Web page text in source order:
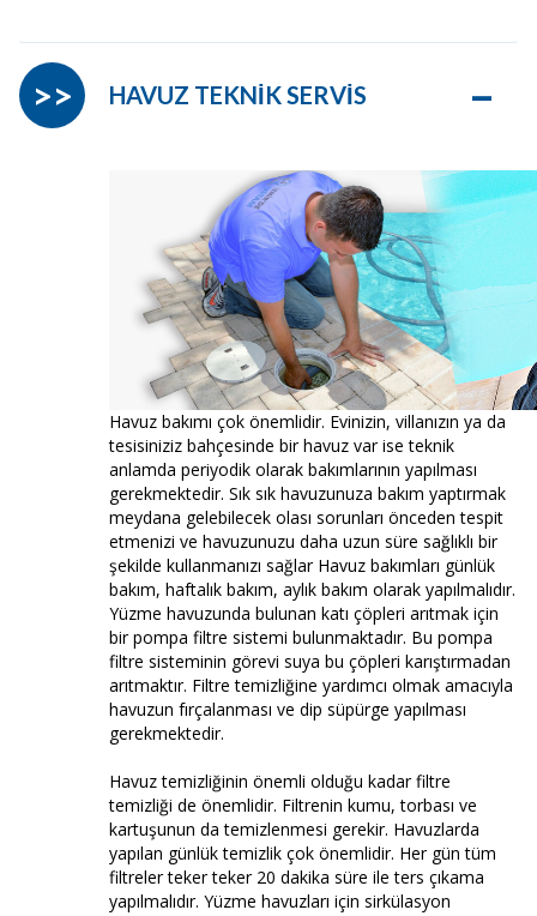
HAVUZ TEKNİK SERVİS –
>>
Havuz bakımı çok önemlidir. Evinizin, villanızın ya da
tesisiniziz bahçesinde bir havuz var ise teknik
anlamda periyodik olarak bakımlarının yapılması
gerekmektedir. Sık sık havuzunuza bakım yaptırmak
meydana gelebilecek olası sorunları önceden tespit
etmenizi ve havuzunuzu daha uzun süre sağlıklı bir
şekilde kullanmanızı sağlar Havuz bakımları günlük
bakım, haftalık bakım, aylık bakım olarak yapılmalıdır.
Yüzme havuzunda bulunan katı çöpleri arıtmak için
bir pompa filtre sistemi bulunmaktadır. Bu pompa
filtre sisteminin görevi suya bu çöpleri karıştırmadan
arıtmaktır. Filtre temizliğine yardımcı olmak amacıyla
havuzun fırçalanması ve dip süpürge yapılması
gerekmektedir.
Havuz temizliğinin önemli olduğu kadar filtre
temizliği de önemlidir. Filtrenin kumu, torbası ve
kartuşunun da temizlenmesi gerekir. Havuzlarda
yapılan günlük temizlik çok önemlidir. Her gün tüm
filtreler teker teker 20 dakika süre ile ters çıkama
yapılmalıdır. Yüzme havuzları için sirkülasyon